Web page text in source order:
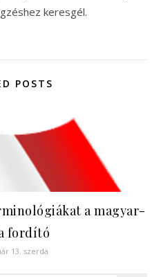
keresgél.
POSTS
a magyar-
fordító
13. szerda